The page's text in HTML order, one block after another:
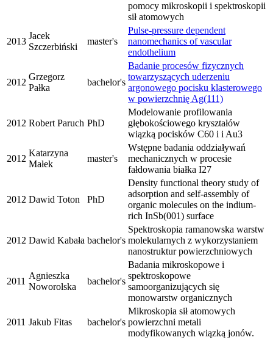
pomocy mikroskopii i spektroskopii
sił atomowych
2013
Jacek
Szczerbiński
master's
Pulse-pressure dependent
nanomechanics of vascular
endothelium
2012
Grzegorz
Pałka
bachelor's
Badanie procesów fizycznych
towarzyszących uderzeniu
argonowego pocisku klasterowego
w powierzchnię Ag(111)
2012 Robert Paruch PhD
Modelowanie profilowania
głębokościowego kryształów
wiązką pocisków C60 i i Au3
2012
Katarzyna
Małek
master's
Wstępne badania oddziaływań
mechanicznych w procesie
fałdowania białka I27
2012 Dawid Toton PhD
Density functional theory study of
adsorption and self-assembly of
organic molecules on the indium-
rich InSb(001) surface
2012 Dawid Kabała bachelor's
Spektroskopia ramanowska warstw
molekularnych z wykorzystaniem
nanostruktur powierzchniowych
2011
Agnieszka
Noworolska
bachelor's
Badania mikroskopowe i
spektroskopowe
samoorganizujących się
monowarstw organicznych
2011 Jakub Fitas bachelor's
Mikroskopia sił atomowych
powierzchni metali
modyfikowanych wiązką jonów.